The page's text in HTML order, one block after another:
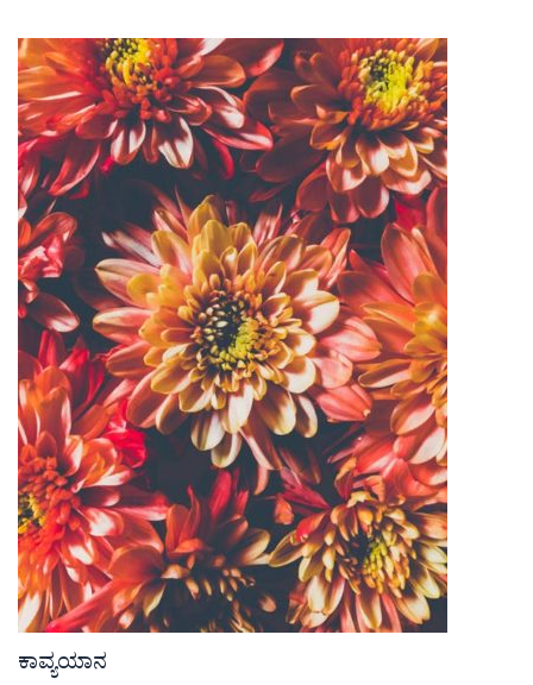
ಕಾವ್ಯಯಾನ